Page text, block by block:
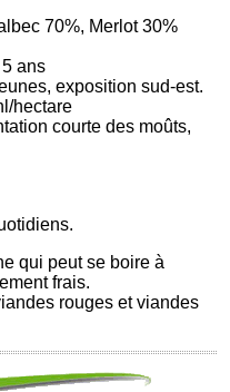
70%, Merlot 30%
ans
exposition sud-est.
hectare
courte des moûts,
qui peut se boire à
frais.
rouges et viandes